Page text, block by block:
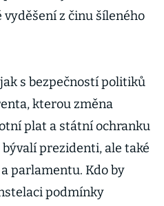
vyděšení z činu šíleného
s bezpečností politiků
kterou změna
plat a státní ochranku
prezidenti, ale také
parlamentu. Kdo by
podmínky